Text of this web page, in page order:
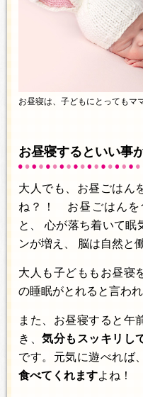
お昼寝は、子どもにとっても
お昼寝するといい事
大人でも、お昼ごはん
ね？！ お昼ごはんを
と、 心が落ち着いて眠
ンが増え、 脳は自然と
大人も子どももお昼寝
の睡眠がとれると言われ
また、お昼寝すると午
き、気分もスッキリし
です。元気に遊べれば、
食べてくれますよね！